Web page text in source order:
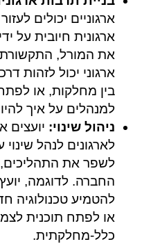
ארגוניים יכולים
ארגונית חיובית על
את המורל, התקשורת
ארגוני יכול לזהות
בין מחלקות, או
למנהלים על איך
ניהול שינוי: יועצים
לארגונים לנהל שינוי
לשפר את התהליכים,
החברה. לדוגמה, יועץ
להטמיע טכנולוגיה
או לפתח תוכנית
כלל-מחלקתית.